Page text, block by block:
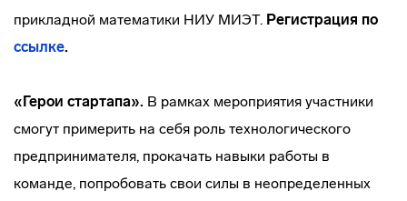
прикладной математики НИУ МИЭТ. Регистрация по
ссылке.
«Герои стартапа». В рамках мероприятия участники
смогут примерить на себя роль технологического
предпринимателя, прокачать навыки работы в
команде, попробовать свои силы в неопределенных